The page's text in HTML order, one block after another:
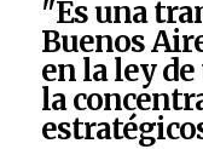
"Es una
Buenos
en la ley
la